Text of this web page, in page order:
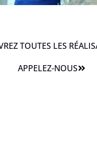
TOUTES LES
APPELEZ-NOUS